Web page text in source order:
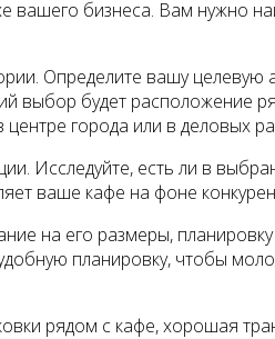
вашего бизнеса. Вам нужно
Определите вашу целевую
выбор будет
города или в деловых
Исследуйте, есть ли в
ваше кафе на фоне
на его размеры,
планировку, чтобы
рядом с кафе, хорошая